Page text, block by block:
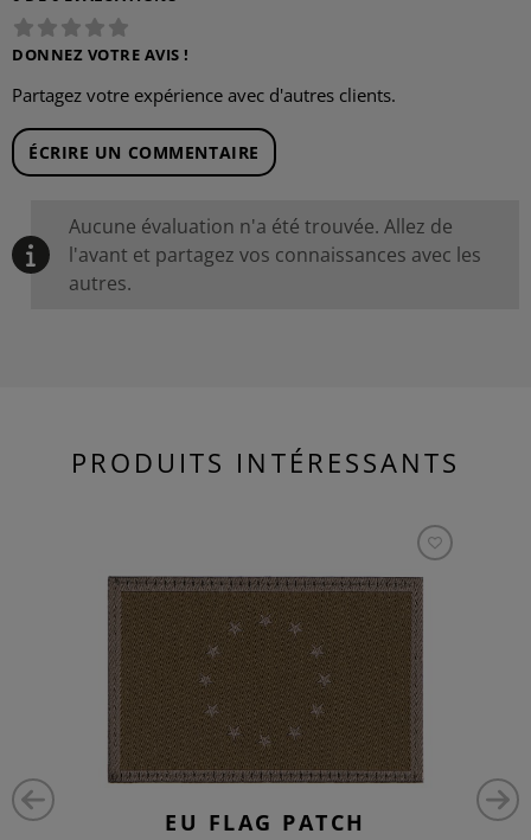
DONNEZ VOTRE AVIS !
Partagez votre expérience avec d'autres clients.
ÉCRIRE UN COMMENTAIRE
Aucune évaluation n'a été trouvée. Allez de
l'avant et partagez vos connaissances avec les
autres.
PRODUITS INTÉRESSANTS
EU FLAG PATCH